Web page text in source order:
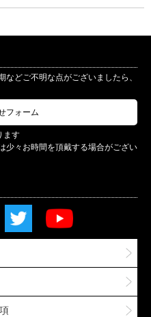
どご不明な点がございましたら、
フォーム
ます
少々お時間を頂戴する場合がござい